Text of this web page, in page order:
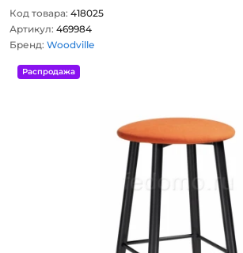
Код товара: 418025
Артикул: 469984
Бренд: Woodville